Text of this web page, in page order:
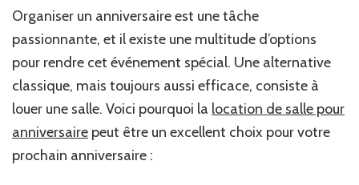
Organiser un anniversaire est une tâche
passionnante, et il existe une multitude d’options
pour rendre cet événement spécial. Une alternative
classique, mais toujours aussi efficace, consiste à
louer une salle. Voici pourquoi la location de salle pour
anniversaire peut être un excellent choix pour votre
prochain anniversaire :